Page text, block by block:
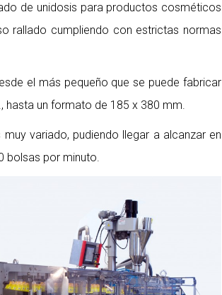
de unidosis para productos cosméticos
rallado cumpliendo con estrictas normas
el más pequeño que se puede fabricar
hasta un formato de 185 x 380 mm.
variado, pudiendo llegar a alcanzar en
bolsas por minuto.